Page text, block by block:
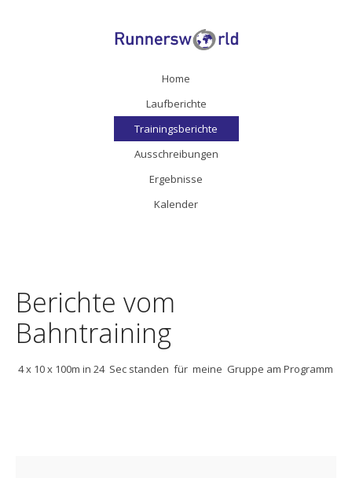
Home
Laufberichte
Trainingsberichte
Ausschreibungen
Ergebnisse
Kalender
Berichte vom
Bahntraining
4 x 10 x 100m in 24 Sec standen für meine Gruppe am Programm